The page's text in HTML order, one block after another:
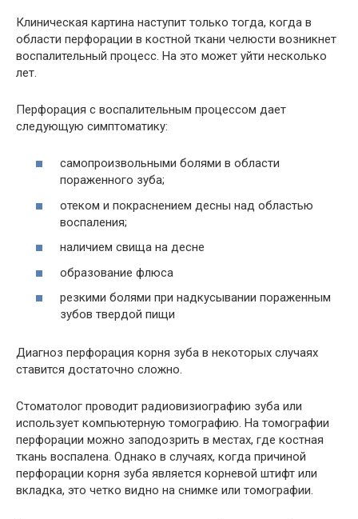
Клиническая картина наступит только тогда, когда в
области перфорации в костной ткани челюсти возникнет
воспалительный процесс. На это может уйти несколько
лет.
Перфорация с воспалительным процессом дает
следующую симптоматику:
самопроизвольными болями в области
пораженного зуба;
отеком и покраснением десны над областью
воспаления;
наличием свища на десне
образование флюса
резкими болями при надкусывании пораженным
зубов твердой пищи
Диагноз перфорация корня зуба в некоторых случаях
ставится достаточно сложно.
Стоматолог проводит радиовизиографию зуба или
использует компьютерную томографию. На томографии
перфорации можно заподозрить в местах, где костная
ткань воспалена. Однако в случаях, когда причиной
перфорации корня зуба является корневой штифт или
вкладка, это четко видно на снимке или томографии.